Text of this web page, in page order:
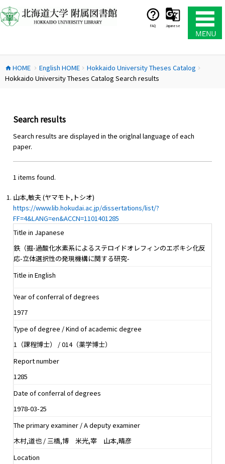
ン
テ
ス
キ
FAQ Japanese
home HOME chevron_right English HOMEchevron_right Hokkaido University Theses Catalog chevron_right
Hokkaido University Theses Catalog Search results
Search results
Search results are displayed in the origlnal language of each
paper.
1 items found.
山本,敏夫 (ヤマモト,トシオ)
https://www.lib.hokudai.ac.jp/dissertations/list/?
FF=4&LANG=en&ACCN=1101401285
Title in Japanese
鉄（掘-過酸化水素系によるステロイドオレフィンのエポキシ化反
応-立体選択性の発現機構に関する研究-
Title in English
Year of conferral of degrees
1977
Type of degree / Kind of academic degree
1（課程博士） / 014（薬学博士）
Report number
1285
Date of conferral of degrees
1978-03-25
The primary examiner / A deputy examiner
木村,道也 / 三橋,博 米光,宰 山本,晴彦
Location